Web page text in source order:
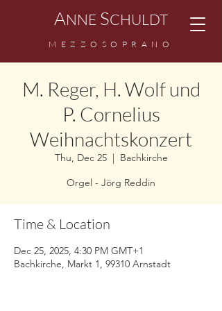
ANNE SCHULDT
MEZZOSOPRANO
M. Reger, H. Wolf und
P. Cornelius
Weihnachtskonzert
Thu, Dec 25
  |
Bachkirche
Orgel - Jörg Reddin
Time & Location
Dec 25, 2025, 4:30 PM GMT+1
Bachkirche, Markt 1, 99310 Arnstadt